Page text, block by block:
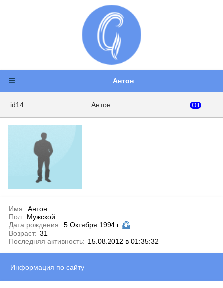
Антон
id14 Антон Off
Имя: Антон
Пол: Мужской
Дата рождения: 5 Октября 1994 г.
Возраст: 31
Последняя активность: 15.08.2012 в 01:35:32
Информация по сайту